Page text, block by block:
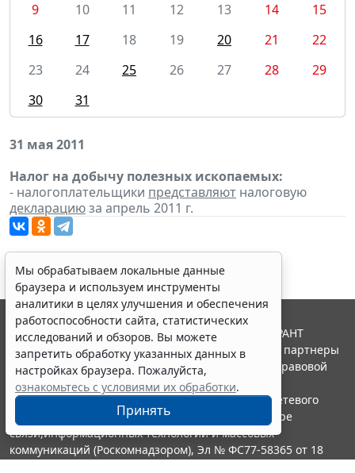
9
10 11 12 13 14
15
16
17 18 19 20 21
22
23
24 25 26 27 28
29
30
31
31 мая 2011
Налог на добычу полезных ископаемых:
- налогоплательщики представляют налоговую
декларациюза апрель 2011 г.
Мы обрабатываем локальные данные
браузера и используем инструменты
аналитики в целях улучшения и обеспечения
работоспособности сайта, статистических
исследований и обзоров. Вы можете
запретить обработку указанных данных в
настройках браузера. Пожалуйста,
ознакомьтесь с условиями их обработки.
Принять
© ООО "НПП "ГАРАНТ-СЕРВИС", 2026. Система ГАРАНТ
выпускается с 1990 года. Компания "Гарант" и ее партнеры
являются участниками Российской ассоциации правовой
информации ГАРАНТ.
Портал ГАРАНТ.РУ зарегистрирован в качестве сетевого
издания Федеральной службой по надзору в сфере
связи,информационных технологий и массовых
коммуникаций (Роскомнадзором), Эл № ФС77-58365 от 18